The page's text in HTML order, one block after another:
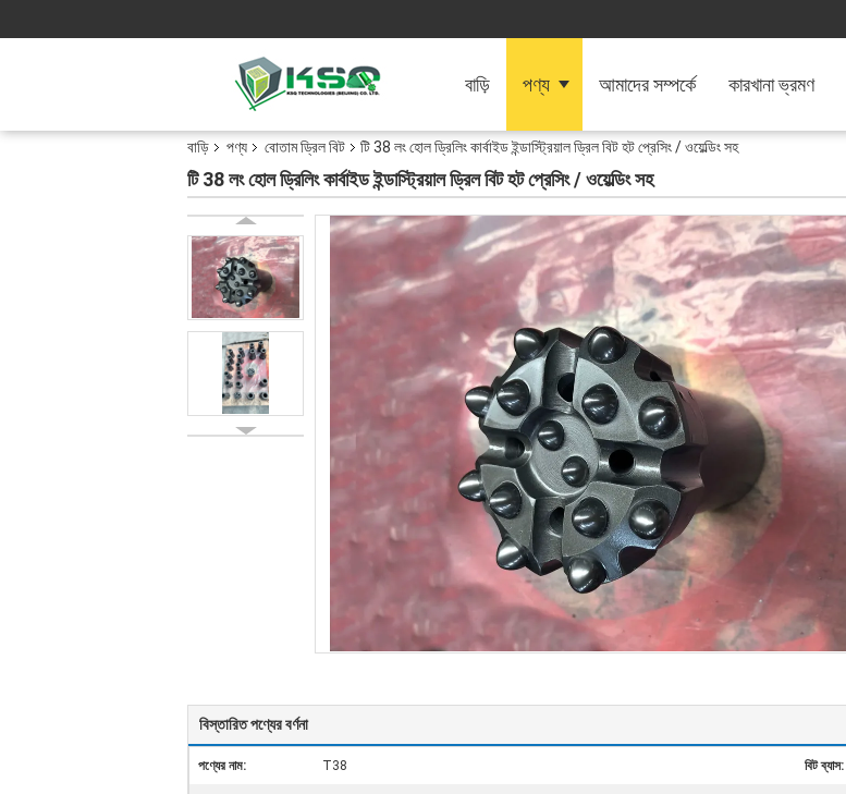
বাড়ি পণ্য আমাদের সম্পর্কে কারখানা ভ্রমণ
বাড়ি পণ্য বোতাম ড্রিল বিট টি 38 লং হোল ড্রিলিং কার্বাইড ইন্ডাস্ট্রিয়াল ড্রিল বিট হট প্রেসিং / ওয়েল্ডিং সহ
টি 38 লং হোল ড্রিলিং কার্বাইড ইন্ডাস্ট্রিয়াল ড্রিল বিট হট প্রেসিং / ওয়েল্ডিং সহ
বিস্তারিত পণ্যের বর্ণনা
পণ্যের নাম: T38 বিট ব্যাস: